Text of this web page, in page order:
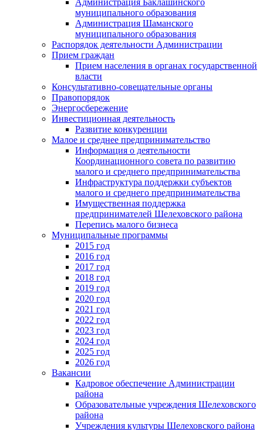
муниципального образования
Администрация Шаманского
муниципального образования
Распорядок деятельности Администрации
Прием граждан
Прием населения в органах государственной
власти
Консультативно-совещательные органы
Правопорядок
Энергосбережение
Инвестиционная деятельность
Развитие конкуренции
Малое и среднее предпринимательство
Информация о деятельности
Координационного совета по развитию
малого и среднего предпринимательства
Инфраструктура поддержки субъектов
малого и среднего предпринимательства
Имущественная поддержка
предпринимателей Шелеховского района
Перепись малого бизнеса
Муниципальные программы
2015 год
2016 год
2017 год
2018 год
2019 год
2020 год
2021 год
2022 год
2023 год
2024 год
2025 год
2026 год
Вакансии
Кадровое обеспечение Администрации
района
Образовательные учреждения Шелеховского
района
Учреждения культуры Шелеховского района